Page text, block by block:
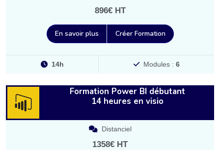
896€ HT
En savoir plus Créer Formation
14h Modules : 6
Formation Power BI débutant
14 heures en visio
Distanciel
1358€ HT